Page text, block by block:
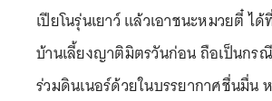
เปียโนรุ่นเยาว์ แล้วเอาชนะหมวยตี๋
บ้านเลี้ยงญาติมิตรวันก่อน ถือเป็นกร
ร่วมดินเนอร์ด้วยในบรรยากาศชื่นมื่น